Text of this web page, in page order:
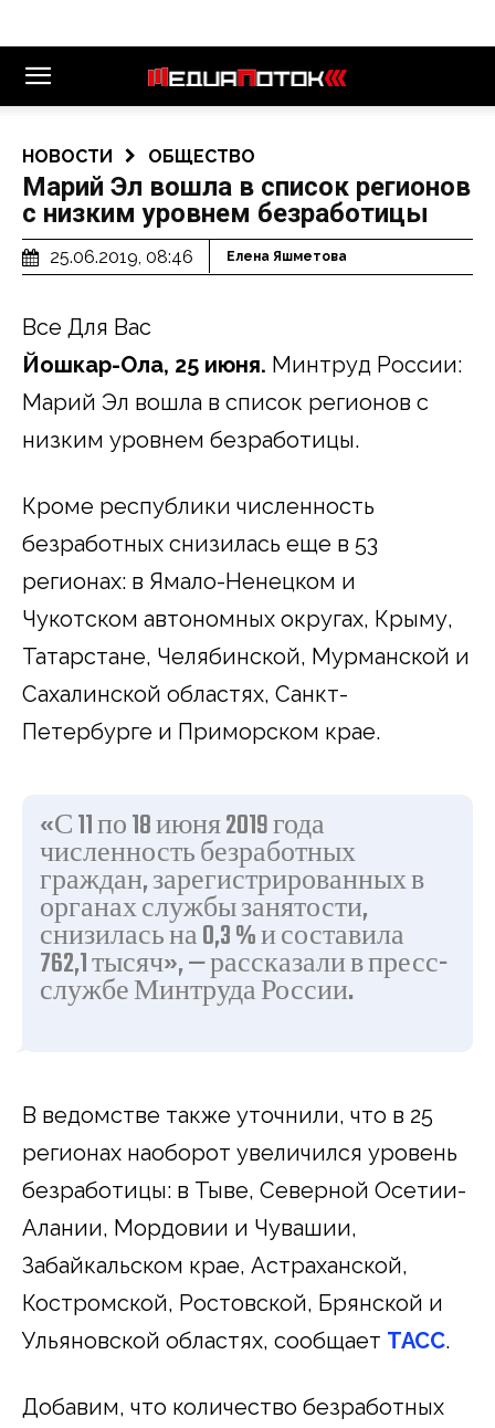
НОВОСТИ ОБЩЕСТВО
Марий Эл вошла в список регионов
с низким уровнем безработицы
25.06.2019, 08:46 Елена Яшметова
Все Для Вас
Йошкар-Ола, 25 июня. Минтруд России:
Марий Эл вошла в список регионов с
низким уровнем безработицы.
Кроме республики численность
безработных снизилась еще в 53
регионах: в Ямало-Ненецком и
Чукотском автономных округах, Крыму,
Татарстане, Челябинской, Мурманской и
Сахалинской областях, Санкт-
Петербурге и Приморском крае.
«С 11 по 18 июня 2019 года
численность безработных
граждан, зарегистрированных в
органах службы занятости,
снизилась на 0,3 % и составила
762,1 тысяч», — рассказали в пресс-
службе Минтруда России.
В ведомстве также уточнили, что в 25
регионах наоборот увеличился уровень
безработицы: в Тыве, Северной Осетии-
Алании, Мордовии и Чувашии,
Забайкальском крае, Астраханской,
Костромской, Ростовской, Брянской и
Ульяновской областях, сообщает ТАСС.
Добавим, что количество безработных